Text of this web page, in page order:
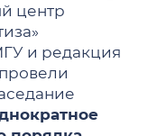
центр
и редакция